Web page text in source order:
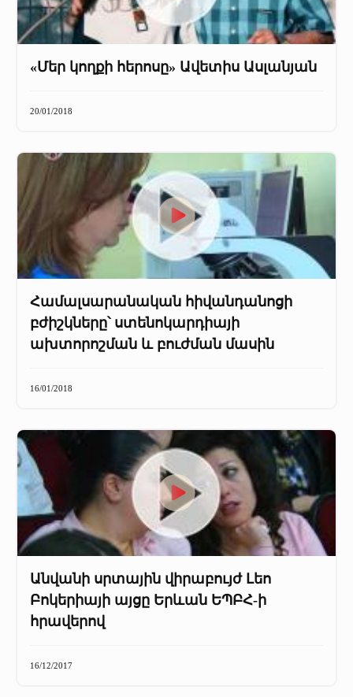
«Մեր կողքի հերոսը» Ավետիս Ասլանյան
20/01/2018
Համալսարանական հիվանդանոցի
բժիշկները՝ ստենոկարդիայի
ախտորոշման և բուժման մասին
16/01/2018
Անվանի սրտային վիրաբույժ Լեո
Բոկերիայի այցը Երևան ԵՊԲՀ-ի
հրավերով
16/12/2017